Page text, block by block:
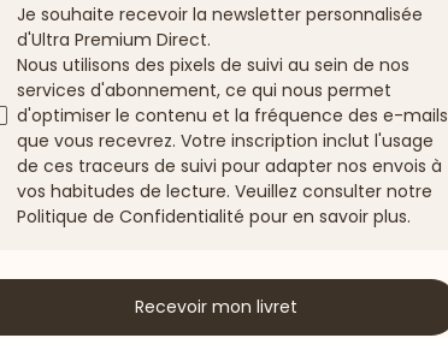
Je souhaite recevoir la newsletter personnalisée
d'Ultra Premium Direct.
Nous utilisons des pixels de suivi au sein de nos
services d'abonnement, ce qui nous permet
d'optimiser le contenu et la fréquence des e-mails
que vous recevrez. Votre inscription inclut l'usage
de ces traceurs de suivi pour adapter nos envois à
vos habitudes de lecture. Veuillez consulter notre
Politique de Confidentialité pour en savoir plus.
Recevoir mon livret